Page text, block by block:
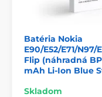
Batéria Nokia
E90/E52/E71/N97/
Flip (náhradná
mAh Li-Ion Blue
Skladom